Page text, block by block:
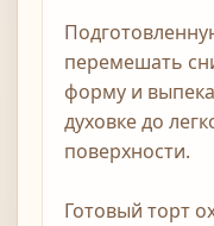
перемешать
форму и
духовке до
поверхности.
Готовый торт